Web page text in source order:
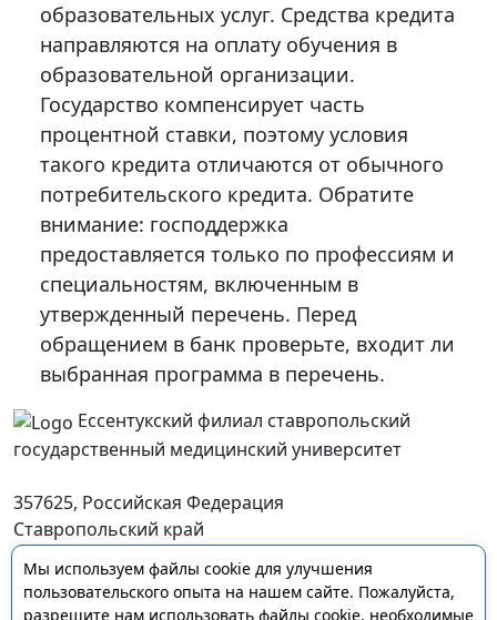
Мы используем файлы cookie для улучшения
пользовательского опыта на нашем сайте. Пожалуйста,
разрешите нам использовать файлы cookie, необходимые
образовательных услуг. Средства кредита
направляются на оплату обучения в
образовательной организации.
Государство компенсирует часть
процентной ставки, поэтому условия
такого кредита отличаются от обычного
потребительского кредита. Обратите
внимание: господдержка
предоставляется только по профессиям и
специальностям, включенным в
утвержденный перечень. Перед
обращением в банк проверьте, входит ли
выбранная программа в перечень.
Ессентукский филиал ставропольский
государственный медицинский университет
357625, Российская Федерация
Ставропольский край
г. Ессентуки, ул. Пятигорская, д. 123
essentFil@stgmu.ru